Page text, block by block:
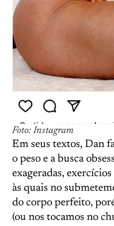
Foto: Instagram
Em seus textos, Dan
o peso e a busca
exageradas,
às quais no
do corpo perfeito,
(ou nos tocamos no